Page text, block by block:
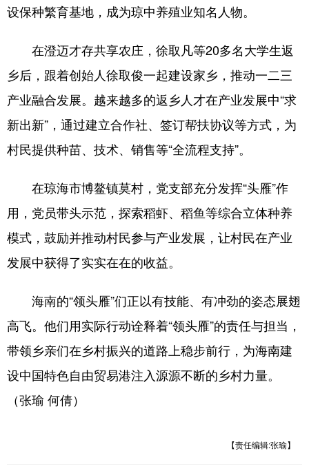
设保种繁育基地，成为琼中养殖业知名人物。
在澄迈才存共享农庄，徐取凡等20多名大学生返
乡后，跟着创始人徐取俊一起建设家乡，推动一二三
产业融合发展。越来越多的返乡人才在产业发展中“求
新出新”，通过建立合作社、签订帮扶协议等方式，为
村民提供种苗、技术、销售等“全流程支持”。
在琼海市博鳌镇莫村，党支部充分发挥“头雁”作
用，党员带头示范，探索稻虾、稻鱼等综合立体种养
模式，鼓励并推动村民参与产业发展，让村民在产业
发展中获得了实实在在的收益。
海南的“领头雁”们正以有技能、有冲劲的姿态展翅
高飞。他们用实际行动诠释着“领头雁”的责任与担当，
带领乡亲们在乡村振兴的道路上稳步前行，为海南建
设中国特色自由贸易港注入源源不断的乡村力量。
（张瑜 何倩）
【责任编辑:张瑜】